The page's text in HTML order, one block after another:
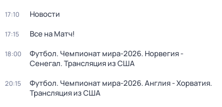
17:10 Новости
17:15 Все на Матч!
18:00
Футбол. Чемпионат мира-2026. Норвегия -
Сенегал. Трансляция из США
20:15
Футбол. Чемпионат мира-2026. Англия - Хорватия.
Трансляция из США